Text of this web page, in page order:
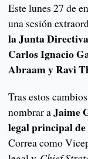
Este lunes 27 de
una sesión
la Junta
Carlos Ignacio
Abraam y Ravi
Tras estos
nombrar aJaime
legal principal
Correa como